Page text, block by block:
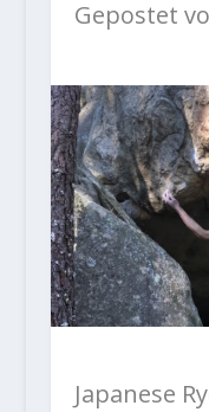
Gepostet
Japanese